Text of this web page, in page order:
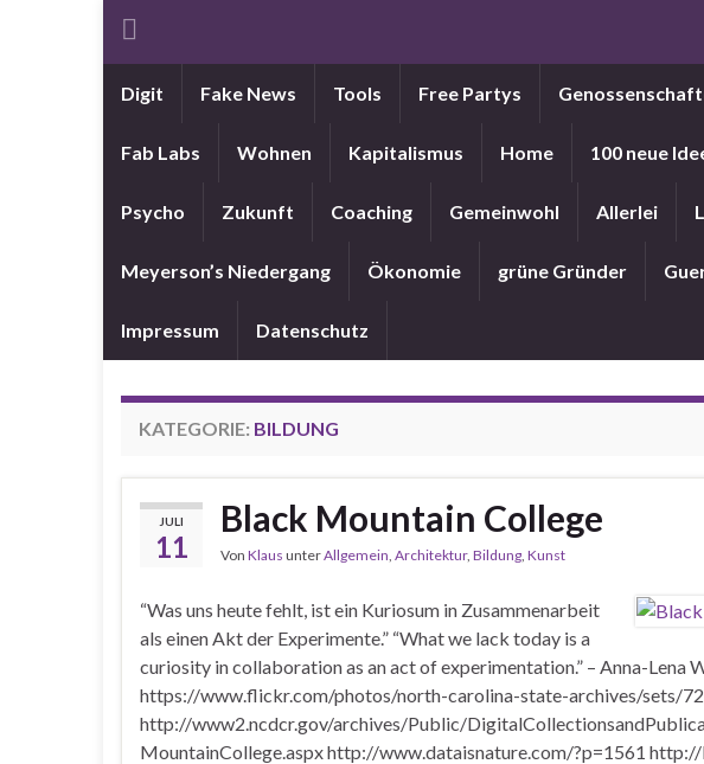
Digit Fake News Tools Free Partys
Fab Labs Wohnen Kapitalismus Home 100 neue
Psycho Zukunft Coaching Gemeinwohl Allerlei
Meyerson’s Niedergang Ökonomie grüne Gründer
Impressum Datenschutz
KATEGORIE: BILDUNG
JULI
11
Black Mountain College
Von Klaus unterAllgemein, Architektur, Bildung, Kunst
“Was uns heute fehlt, ist ein Kuriosum in Zusammenarbeit
als einen Akt der Experimente.” “What we lack today is a
curiosity in collaboration as an act of experimentation.” – Anna-Lena
https://www.flickr.com/photos/north-carolina-state-archives/sets/
http://www2.ncdcr.gov/archives/Public/
MountainCollege.aspx http://www.dataisnature.com/?p=1561